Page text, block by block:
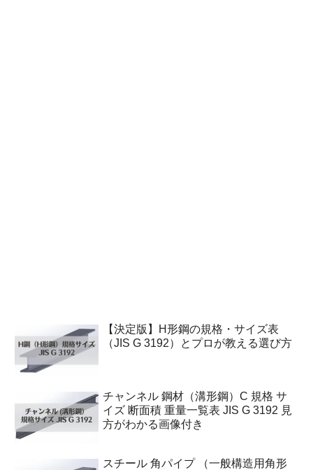
【決定版】H形鋼の規格・サイズ表
（JIS G 3192）とプロが教える選び方
チャンネル 鋼材（溝形鋼）C 規格 サ
イズ 断面積 重量一覧表 JIS G 3192 見
方がわかる画像付き
スチール 角パイプ （一般構造用角形